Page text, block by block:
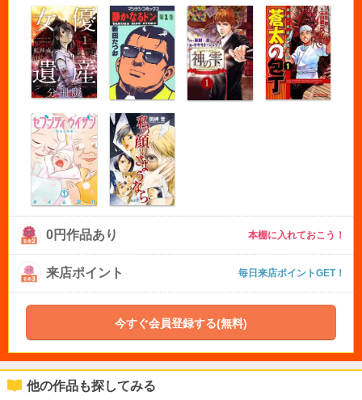
0円作品あり 本棚に入れておこう！
来店ポイント 毎日来店ポイントGET！
今すぐ会員登録する(無料)
他の作品も探してみる